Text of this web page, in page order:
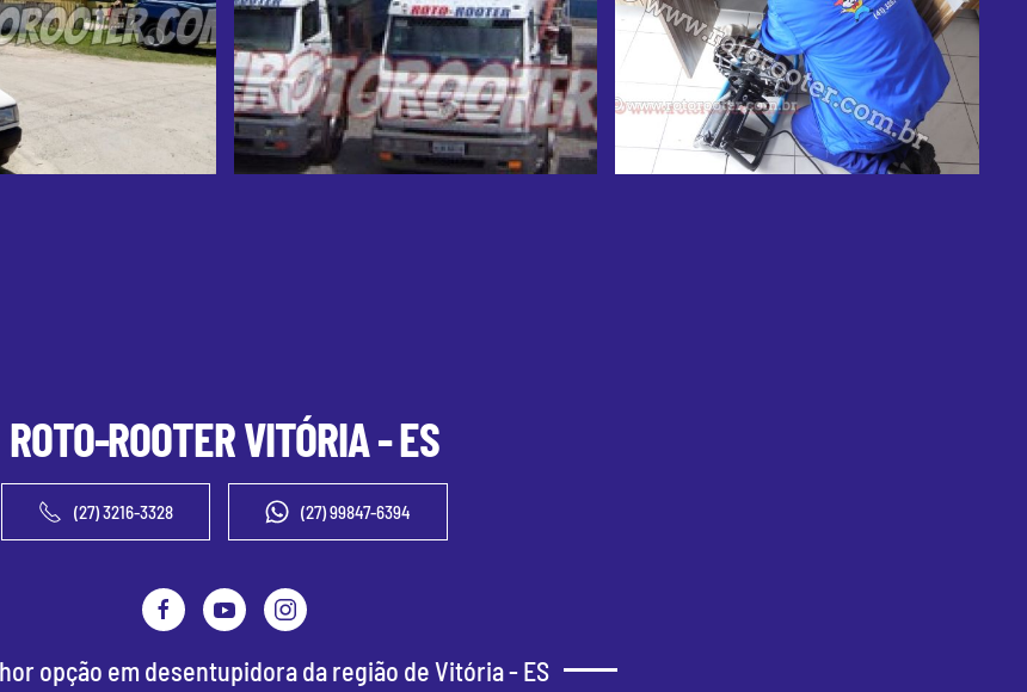
ROTO-ROOTERVITÓRIA - ES
(27) 3216-3328 (27) 99847-6394
opção em desentupidora da região de Vitória - ES